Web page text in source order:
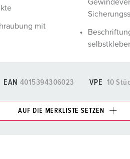
mit
EAN 4015394306023 VPE 10
AUF DIE MERKLISTE SETZEN